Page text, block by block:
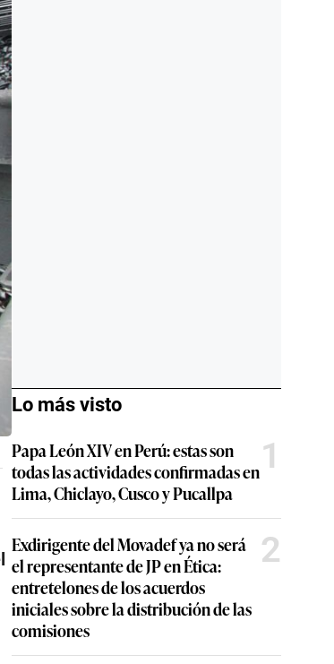
Lo más visto
Papa León XIV en Perú: estas son
todas las actividades confirmadas en
Lima, Chiclayo, Cusco y Pucallpa
1
Exdirigente del Movadef ya no será
el representante de JP en Ética:
entretelones de los acuerdos
iniciales sobre la distribución de las
comisiones
2